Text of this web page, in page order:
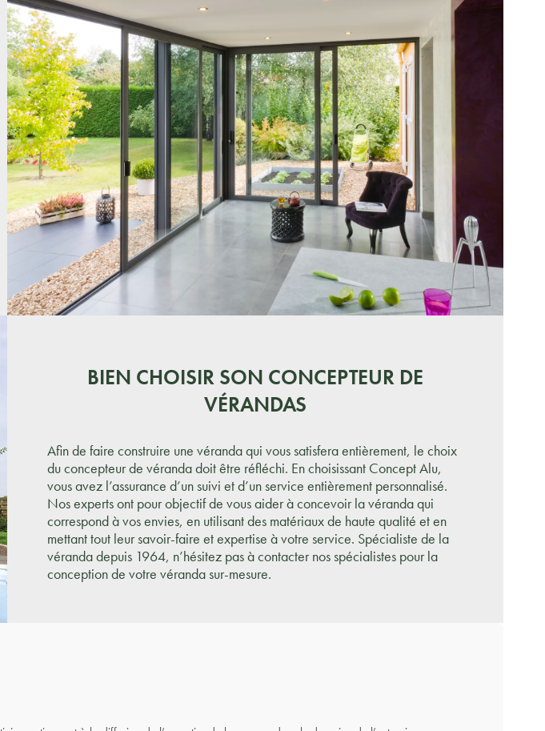
BIEN CHOISIR SON CONCEPTEUR DE
VÉRANDAS
Afin de faire construire une véranda qui vous satisfera entièrement, le choix
du concepteur de véranda doit être réfléchi. En choisissant Concept Alu,
vous avez l’assurance d’un suivi et d’un service entièrement personnalisé.
Nos experts ont pour objectif de vous aider à concevoir la véranda qui
correspond à vos envies, en utilisant des matériaux de haute qualité et en
mettant tout leur savoir-faire et expertise à votre service. Spécialiste de la
véranda depuis 1964, n’hésitez pas à contacter nos spécialistes pour la
conception de votre véranda sur-mesure.